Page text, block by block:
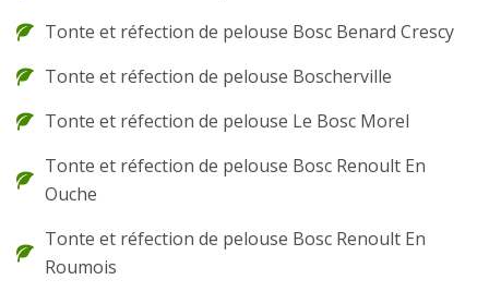
Tonte et réfection de pelouse Bosc Benard Crescy
Tonte et réfection de pelouse Boscherville
Tonte et réfection de pelouse Le Bosc Morel
Tonte et réfection de pelouse Bosc Renoult En
Ouche
Tonte et réfection de pelouse Bosc Renoult En
Roumois